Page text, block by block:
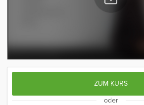
ZUM KURS
oder